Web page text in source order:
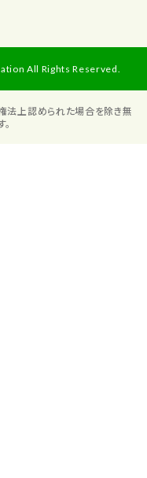
All Rights Reserved.
法上認められた場合を除き無